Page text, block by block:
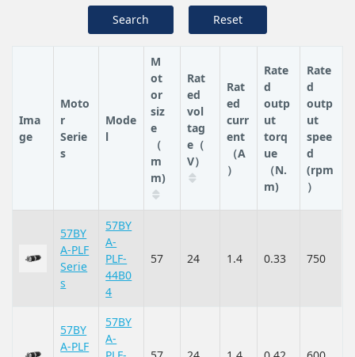
Search Reset
Ima
ge
Moto
r
Serie
s
Mode
l
M
ot
or
siz
e
（
m
m)
Rat
ed
vol
tag
e（
V）
Rat
ed
curr
ent
（A
）
Rate
d
outp
ut
torq
ue
（N.
m)
Rate
d
outp
ut
spee
d
(rpm
）
57BY
A-PLF
Serie
s
57BY
A-
PLF-
44B0
4
57 24 1.4 0.33 750
57BY
A-PLF
57BY
A-